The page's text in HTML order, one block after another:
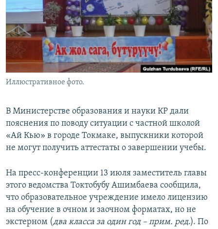
Иллюстративное фото.
В Министерстве образования и науки КР дали
пояснения по поводу ситуации с частной школой
«Ай Кью» в городе Токмаке, выпускники которой
не могут получить аттестаты о завершении учебы.
На пресс-конференции 13 июля заместитель главы
этого ведомства Токтобубу Ашимбаева сообщила,
что образовательное учреждение имело лицензию
на обучение в очном и заочном форматах, но не
экстерном (два класса за один год – прим. ред.). По